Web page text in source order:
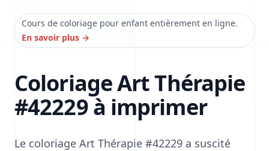
Cours de coloriage pour enfant entièrement en ligne.
En savoir plus →
Coloriage Art Thérapie
#42229 à imprimer
Le coloriage Art Thérapie #42229 a suscité